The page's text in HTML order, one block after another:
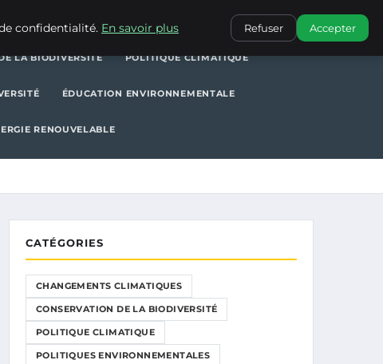
POLITIQUES ENVIRONNEMENTALES
LA BIODIVERSITÉ POLITIQUE CLIMATIQUE
ÉDUCATION ENVIRONNEMENTALE
RENOUVELABLE
CATÉGORIES
CHANGEMENTS CLIMATIQUES
CONSERVATION DE LA BIODIVERSITÉ
POLITIQUE CLIMATIQUE
POLITIQUES ENVIRONNEMENTALES
confidentialité. En savoir plus Refuser Accepter